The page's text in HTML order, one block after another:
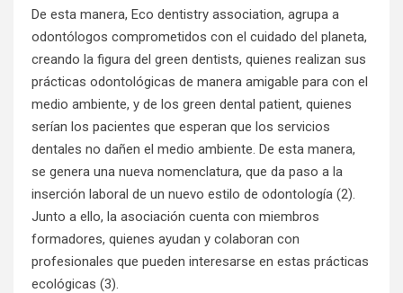
De esta manera, Eco dentistry association, agrupa a
odontólogos comprometidos con el cuidado del planeta,
creando la figura del green dentists, quienes realizan sus
prácticas odontológicas de manera amigable para con el
medio ambiente, y de los green dental patient, quienes
serían los pacientes que esperan que los servicios
dentales no dañen el medio ambiente. De esta manera,
se genera una nueva nomenclatura, que da paso a la
inserción laboral de un nuevo estilo de odontología (2).
Junto a ello, la asociación cuenta con miembros
formadores, quienes ayudan y colaboran con
profesionales que pueden interesarse en estas prácticas
ecológicas (3).